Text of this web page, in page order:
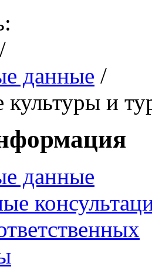
/
данные /
культуры и
данные